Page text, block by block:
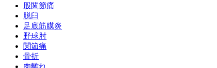
股関節痛
脱臼
足底筋膜炎
野球肘
関節痛
骨折